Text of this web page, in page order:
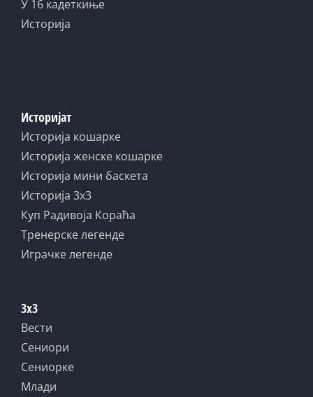
У 16 кадеткиње
Историја
Историјат
Историја кошарке
Историја женске кошарке
Историја мини баскета
Историја 3x3
Куп Радивоја Кораћа
Тренерске легенде
Играчке легенде
3x3
Вести
Сениори
Сениорке
Млади